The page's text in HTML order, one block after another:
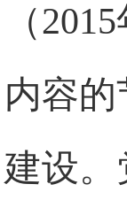
（
内容
建设